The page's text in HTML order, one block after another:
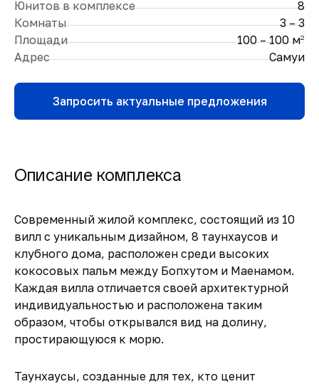
Юнитов в комплексе
8
Комнаты
3 – 3
Площади
100 – 100 м2
Адрес Самуи
Запросить актуальные предложения
Описание комплекса
Современный жилой комплекс, состоящий из 10
вилл с уникальным дизайном, 8 таунхаусов и
клубного дома, расположен среди высоких
кокосовых пальм между Бопхутом и Маенамом.
Каждая вилла отличается своей архитектурной
индивидуальностью и расположена таким
образом, чтобы открывался вид на долину,
простирающуюся к морю.
Таунхаусы, созданные для тех, кто ценит